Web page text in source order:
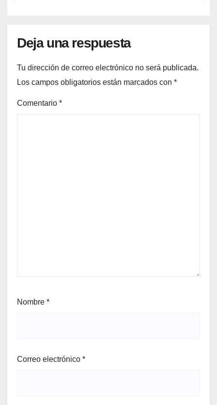
Deja una respuesta
Tu dirección de correo electrónico no será publicada.
Los campos obligatorios están marcados con *
Comentario *
Nombre *
Correo electrónico *